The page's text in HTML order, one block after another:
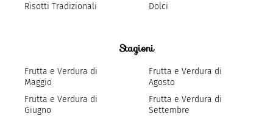
Risotti Tradizionali
Dolci
Stagioni
Frutta e Verdura di
Maggio
Frutta e Verdura di
Giugno
Frutta e Verdura di
Agosto
Frutta e Verdura di
Settembre